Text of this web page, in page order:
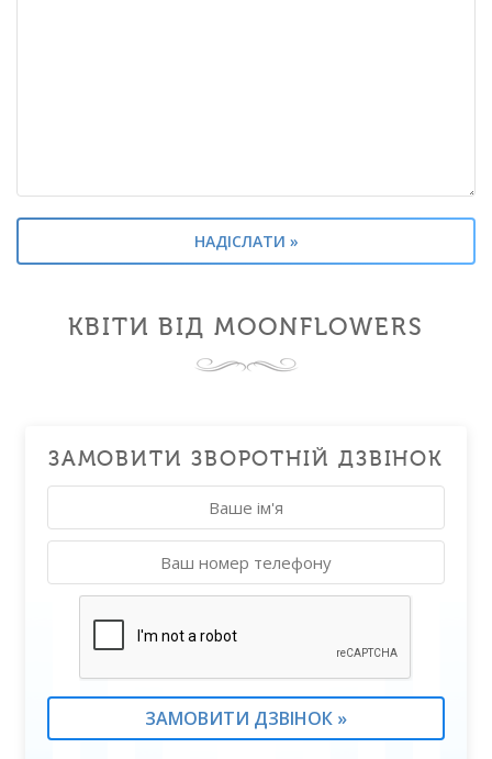
КВІТИ ВІД MOONFLOWERS
ЗАМОВИТИ ЗВОРОТНІЙ ДЗВІНОК